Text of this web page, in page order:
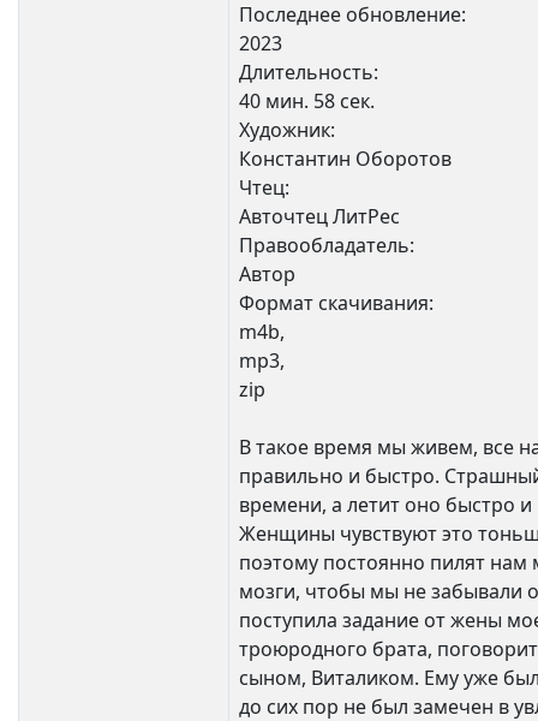
Последнее обновление:
2023
Длительность:
40 мин. 58 сек.
Художник:
Константин Оборотов
Чтец:
Авточтец ЛитРес
Правообладатель:
Автор
Формат скачивания:
m4b,
mp3,
zip
В такое время мы живем, все
правильно и быстро.
времени, а летит оно быстро
Женщины чувствуют это
поэтому постоянно пилят
мозги, чтобы мы не забывали
поступила задание от жены
троюродного брата,
сыном, Виталиком. Ему уже
до сих пор не был замечен в